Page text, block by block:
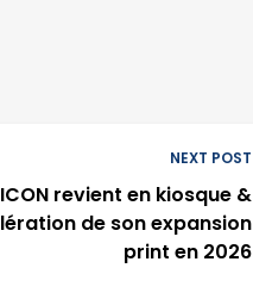
NEXT POST
revient en kiosque &
de son expansion
print en 2026